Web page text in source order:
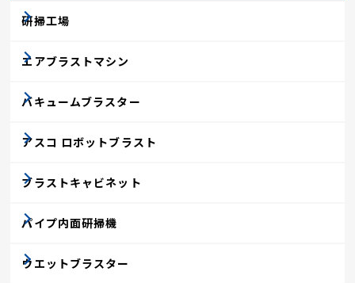
研掃工場
エアブラストマシン
バキュームブラスター
アスコ ロボットブラスト
ブラストキャビネット
パイプ内面研掃機
ウエットブラスター